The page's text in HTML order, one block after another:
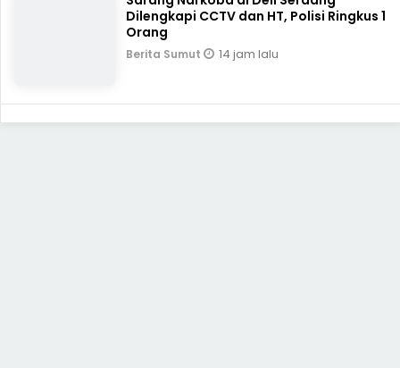
Dilengkapi CCTV dan HT, Polisi Ringkus 1
Orang
Berita Sumut 14 jam lalu